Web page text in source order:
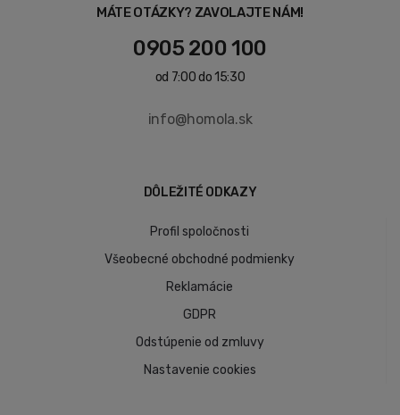
MÁTE OTÁZKY? ZAVOLAJTE NÁM!
0905 200 100
od 7:00 do 15:30
info@homola.sk
DÔLEŽITÉ ODKAZY
Profil spoločnosti
Všeobecné obchodné podmienky
Reklamácie
GDPR
Odstúpenie od zmluvy
Nastavenie cookies